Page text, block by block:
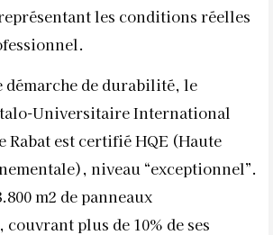
les conditions réelles
démarche de durabilité, le
Universitaire International
Rabat est certifié HQE (Haute
niveau “exceptionnel”.
m2 de panneaux
plus de 10% de ses